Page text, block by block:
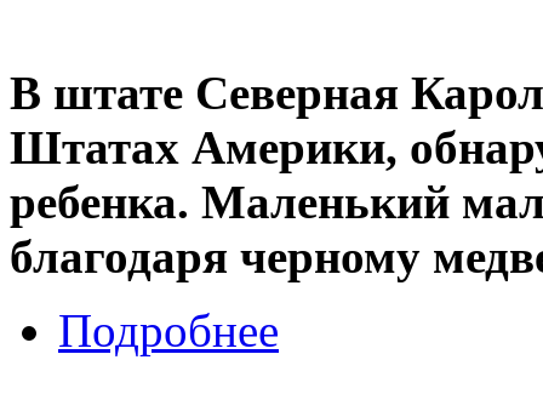
В штате Северная
Штатах Америки,
ребенка. Маленький
благодаря черному
Подробнее